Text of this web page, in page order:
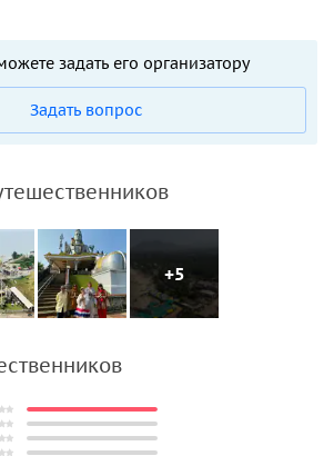
задать его организатору
Задать вопрос
+5